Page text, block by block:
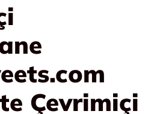
Çevrimiçi